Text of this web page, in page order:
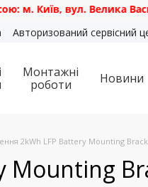
вул. Велика
Авторизований сервісний
Монтажні
роботи
Новини
2kWh LFP Battery Mounting
Mounting